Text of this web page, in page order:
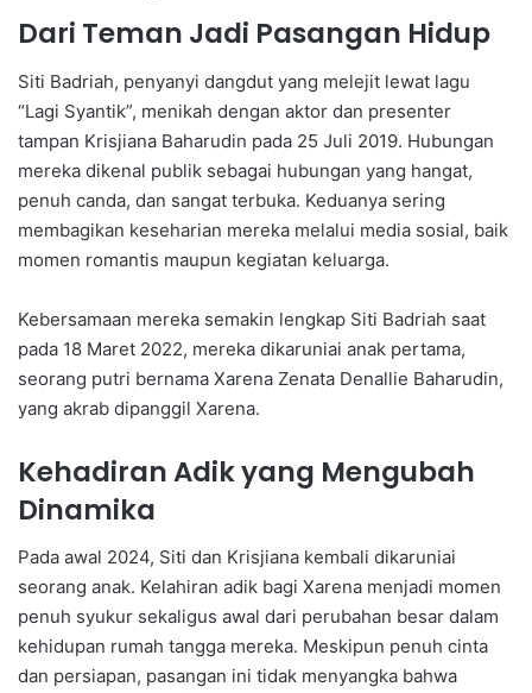
Dari Teman Jadi Pasangan Hidup
Siti Badriah, penyanyi dangdut yang melejit lewat lagu
“Lagi Syantik”, menikah dengan aktor dan presenter
tampan Krisjiana Baharudin pada 25 Juli 2019. Hubungan
mereka dikenal publik sebagai hubungan yang hangat,
penuh canda, dan sangat terbuka. Keduanya sering
membagikan keseharian mereka melalui media sosial, baik
momen romantis maupun kegiatan keluarga.
Kebersamaan mereka semakin lengkap Siti Badriah saat
pada 18 Maret 2022, mereka dikaruniai anak pertama,
seorang putri bernama Xarena Zenata Denallie Baharudin,
yang akrab dipanggil Xarena.
Kehadiran Adik yang Mengubah
Dinamika
Pada awal 2024, Siti dan Krisjiana kembali dikaruniai
seorang anak. Kelahiran adik bagi Xarena menjadi momen
penuh syukur sekaligus awal dari perubahan besar dalam
kehidupan rumah tangga mereka. Meskipun penuh cinta
dan persiapan, pasangan ini tidak menyangka bahwa